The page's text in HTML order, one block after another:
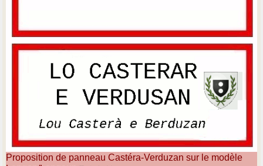
Proposition de panneau Castéra-Verduzan sur le modèle